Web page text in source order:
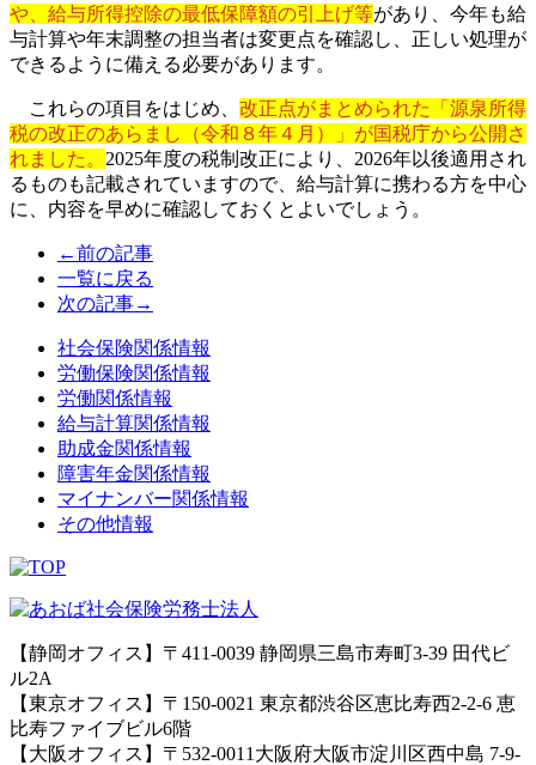
や、給与所得控除の最低保障額の引上げ等があり、今年も給
与計算や年末調整の担当者は変更点を確認し、正しい処理が
できるように備える必要があります。
これらの項目をはじめ、 改正点がまとめられた「源泉所得
税の改正のあらまし（令和８年４月）」が国税庁から公開さ
れました。 2025年度の税制改正により、2026年以後適用され
るものも記載されていますので、給与計算に携わる方を中心
に、内容を早めに確認しておくとよいでしょう。
←前の記事
一覧に戻る
次の記事→
社会保険関係情報
労働保険関係情報
労働関係情報
給与計算関係情報
助成金関係情報
障害年金関係情報
マイナンバー関係情報
その他情報
【静岡オフィス】〒411-0039 静岡県三島市寿町3-39 田代ビ
ル2A
【東京オフィス】〒150-0021 東京都渋谷区恵比寿西2-2-6 恵
比寿ファイブビル6階
【大阪オフィス】〒532-0011大阪府大阪市淀川区西中島 7-9-